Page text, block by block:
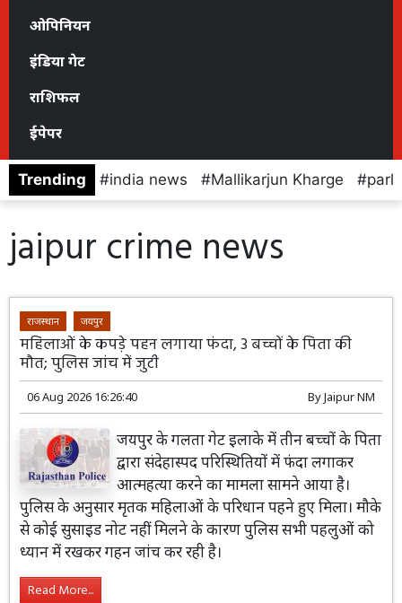
ओपिनियन
इंडिया गेट
राशिफल
ईपेपर
Trending india news Mallikarjun Kharge
jaipur crime news
राजस्थान जयपुर
महिलाओं के कपड़े पहन लगाया फंदा, 3 बच्चों के पिता की
मौत; पुलिस जांच में जुटी
06 Aug 2026 16:26:40 ByJaipur NM
जयपुर के गलता गेट इलाके में तीन बच्चों के पिता
द्वारा संदेहास्पद परिस्थितियों में फंदा लगाकर
आत्महत्या करने का मामला सामने आया है।
पुलिस के अनुसार मृतक महिलाओं के परिधान पहने हुए मिला। मौके
से कोई सुसाइड नोट नहीं मिलने के कारण पुलिस सभी पहलुओं को
ध्यान में रखकर गहन जांच कर रही है।
Read More...